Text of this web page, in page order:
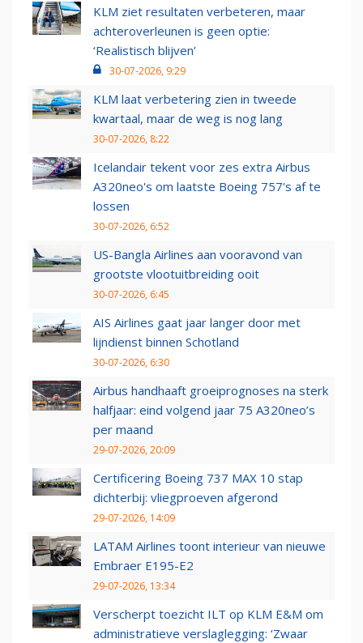
KLM ziet resultaten verbeteren, maar
achteroverleunen is geen optie:
‘Realistisch blijven’
30-07-2026, 9:29
KLM laat verbetering zien in tweede
kwartaal, maar de weg is nog lang
30-07-2026, 8:22
Icelandair tekent voor zes extra Airbus
A320neo's om laatste Boeing 757's af te
lossen
30-07-2026, 6:52
US-Bangla Airlines aan vooravond van
grootste vlootuitbreiding ooit
30-07-2026, 6:45
AIS Airlines gaat jaar langer door met
lijndienst binnen Schotland
30-07-2026, 6:30
Airbus handhaaft groeiprognoses na sterk
halfjaar: eind volgend jaar 75 A320neo’s
per maand
29-07-2026, 20:09
Certificering Boeing 737 MAX 10 stap
dichterbij: vliegproeven afgerond
29-07-2026, 14:09
LATAM Airlines toont interieur van nieuwe
Embraer E195-E2
29-07-2026, 13:34
Verscherpt toezicht ILT op KLM E&M om
administratieve verslaglegging: ‘Zwaar